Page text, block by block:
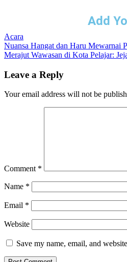
Add
Acara
Nuansa Hangat dan Haru Mewarnai
Merajut Wawasan di Kota Pelajar:
Leave a Reply
Your email address will not be
Comment *
Name *
Email *
Website
Save my name, email, and